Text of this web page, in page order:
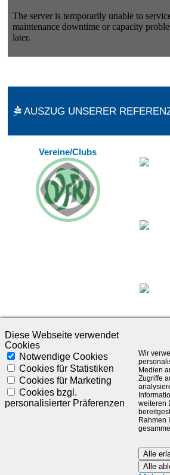
AUSZUG UNSERER
Vereine/Clubs
©1985-2025 - SLC Management
Visionär. Kompetent.
Treten Sie in Kontakt mit uns und bleiben
Diese Webseite verwendet
Cookies
Notwendige Cookies
Cookies für Statistiken
Cookies für Marketing
Cookies bzgl.
personalisierter Präferenzen
Wir
Medien
Zugriffe
weiteren
Rahmen
Alle
Alle